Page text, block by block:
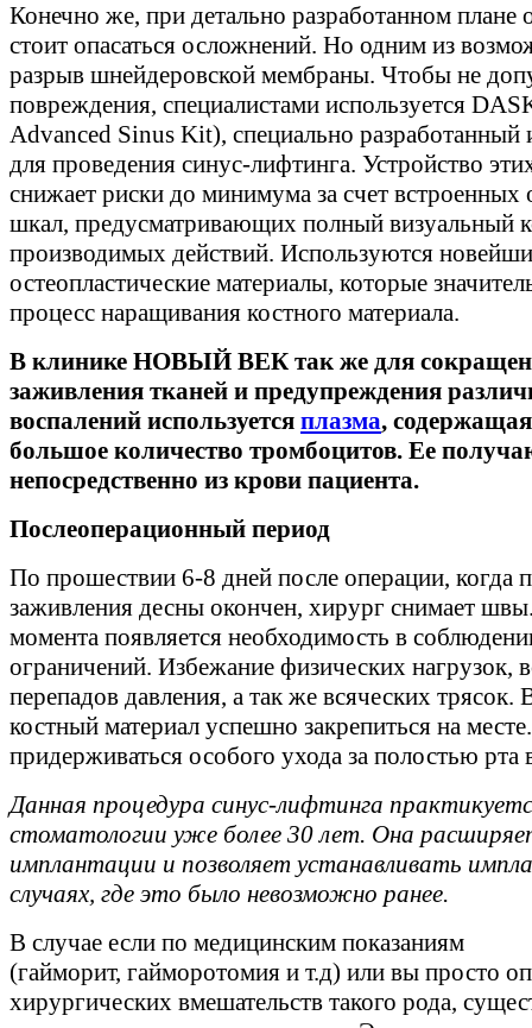
Конечно же, при детально разработанном плане
стоит опасаться осложнений. Но одним из
разрыв шнейдеровской мембраны. Чтобы не
повреждения, специалистами используется
Advanced Sinus Kit), специально разработанный
для проведения синус-лифтинга. Устройство
снижает риски до минимума за счет встроенных
шкал, предусматривающих полный визуальный
производимых действий. Используются
остеопластические материалы, которые
процесс наращивания костного материала.
В клинике НОВЫЙ ВЕК так же для
заживления тканей и предупреждения
воспалений используется плазма, содержащая
большое количество тромбоцитов. Ее
непосредственно из крови пациента.
Послеоперационный период
По прошествии 6-8 дней после операции, когда
заживления десны окончен, хирург снимает
момента появляется необходимость в
ограничений. Избежание физических нагрузок,
перепадов давления, а так же всяческих трясок.
костный материал успешно закрепиться на
придерживаться особого ухода за полостью рта
Данная процедура синус-лифтинга
стоматологии уже более 30 лет. Она
имплантации и позволяет устанавливать
случаях, где это было невозможно ранее.
В случае если по медицинским показаниям
(гайморит, гайморотомия и т.д) или вы просто
хирургических вмешательств такого рода,